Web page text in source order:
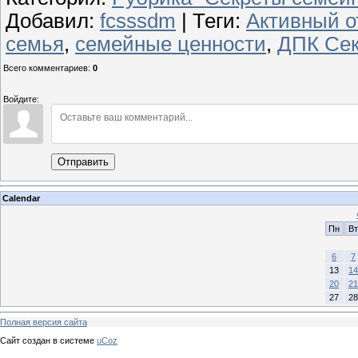
Добавил: fcsssdm | Теги: Активный
семья, семейные ценности, ДПК
Всего комментариев: 0
Войдите:
Отправить
Calendar
Пн
Вт
6
7
13
14
20
21
27
28
Полная версия сайта
Сайт создан в системе uCoz